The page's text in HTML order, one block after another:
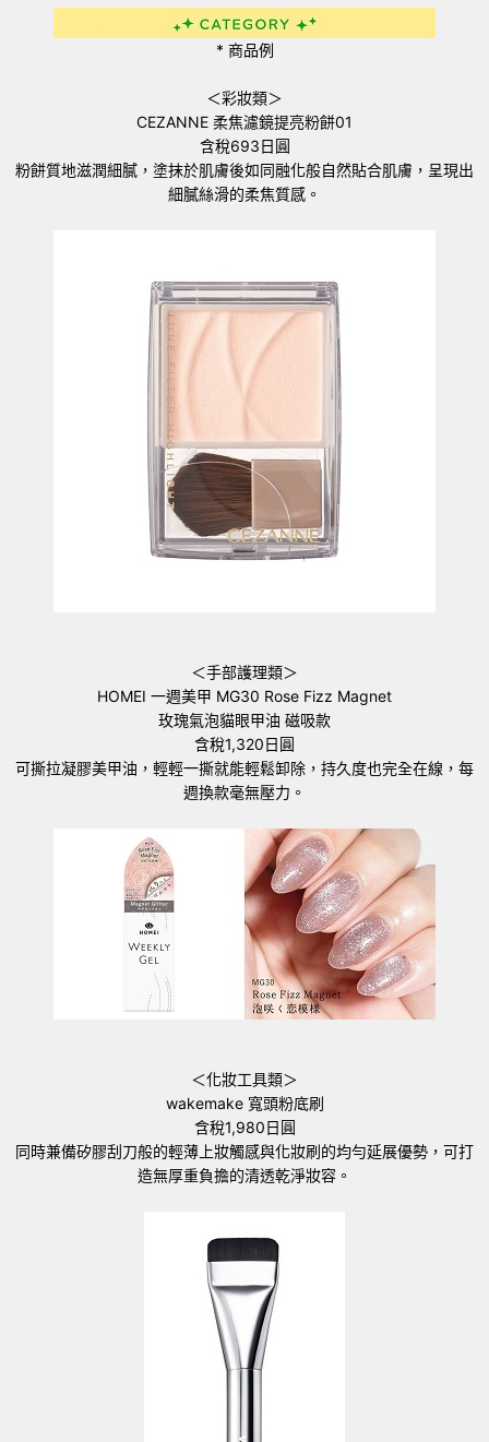
* 商品例
＜彩妝類＞
CEZANNE 柔焦濾鏡提亮粉餅01
含稅693日圓
粉餅質地滋潤細膩，塗抹於肌膚後如同融化般自然貼合肌膚，呈現出
細膩絲滑的柔焦質感。
＜手部護理類＞
HOMEI 一週美甲 MG30 Rose Fizz Magnet
玫瑰氣泡貓眼甲油 磁吸款
含稅1,320日圓
可撕拉凝膠美甲油，輕輕一撕就能輕鬆卸除，持久度也完全在線，每
週換款毫無壓力。
＜化妝工具類＞
wakemake 寬頭粉底刷
含稅1,980日圓
同時兼備矽膠刮刀般的輕薄上妝觸感與化妝刷的均勻延展優勢，可打
造無厚重負擔的清透乾淨妝容。